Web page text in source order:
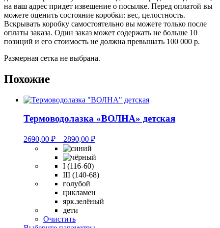
на ваш адрес придет извещение о посылке. Перед оплатой вы
можете оценить состояние коробки: вес, целостность.
Вскрывать коробку самостоятельно вы можете только после
оплаты заказа. Один заказ может содержать не больше 10
позиций и его стоимость не должна превышать 100 000 р.
Размерная сетка не выбрана.
Похожие
Термоводолазка «ВОЛНА» детская
2690,00 ₽ – 2890,00 ₽Диапазон
2690,00 ₽
2890,00 ₽
I (116-60)
III (140-68)
голубой
цикламен
ярк.зелёный
дети
Очистить